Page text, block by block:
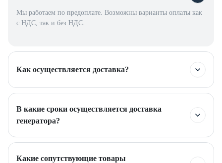
Мы работаем по предоплате. Возможны варианты оплаты как
с НДС, так и без НДС.
Как осуществляется доставка?
В какие сроки осуществляется доставка
генератора?
Какие сопутствующие товары